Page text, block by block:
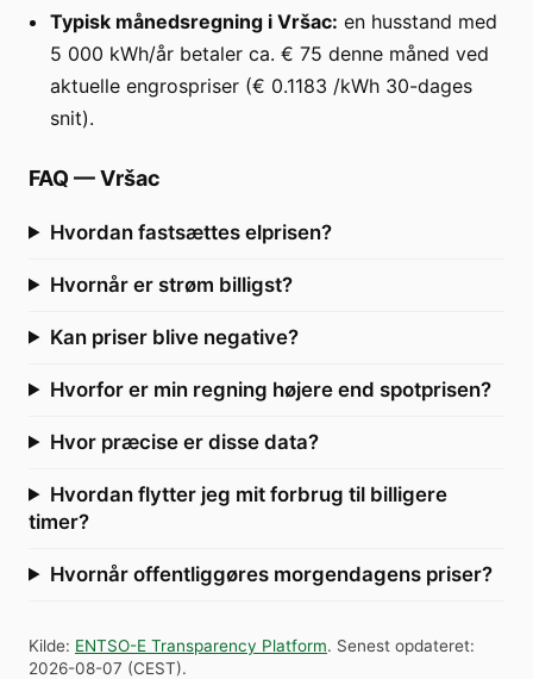
Typisk månedsregning i Vršac: en husstand med
5 000 kWh/år betaler ca. € 75 denne måned ved
aktuelle engrospriser (€ 0.1183 /kWh 30-dages
snit).
FAQ —Vršac
Hvordan fastsættes elprisen?
Hvornår er strøm billigst?
Kan priser blive negative?
Hvorfor er min regning højere end spotprisen?
Hvor præcise er disse data?
Hvordan flytter jeg mit forbrug til billigere
timer?
Hvornår offentliggøres morgendagens priser?
Kilde: ENTSO-E Transparency Platform. Senest opdateret:
2026-08-07 (CEST).